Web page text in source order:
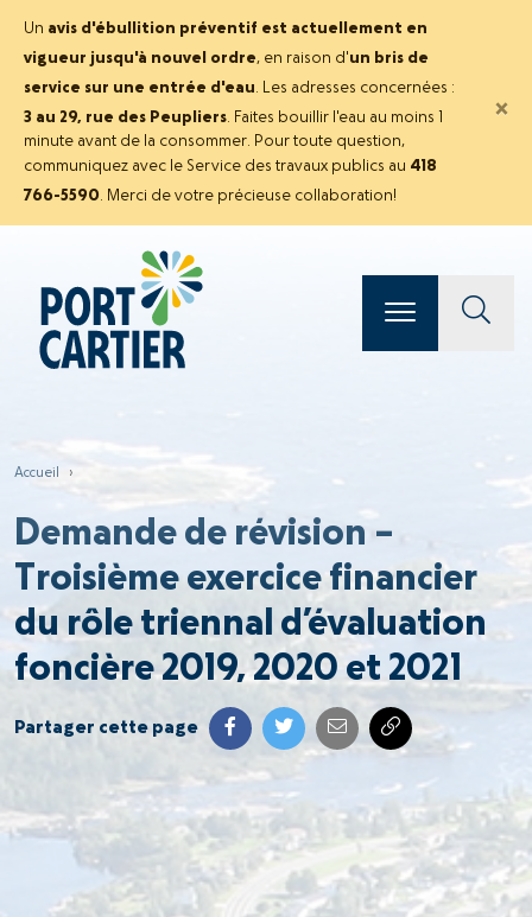
Un avis d'ébullition préventif est actuellement en
vigueur jusqu'à nouvel ordre, en raison d'un bris de
service sur une entrée d'eau. Les adresses concernées :
3 au 29, rue des Peupliers. Faites bouillir l'eau au moins 1
minute avant de la consommer. Pour toute question,
communiquez avec le Service des travaux publics au 418
766-5590. Merci de votre précieuse collaboration!
×
Accueil ›
Demande de révision –
Troisième exercice financier
du rôle triennal d’évaluation
foncière 2019, 2020 et 2021
Partager cette page